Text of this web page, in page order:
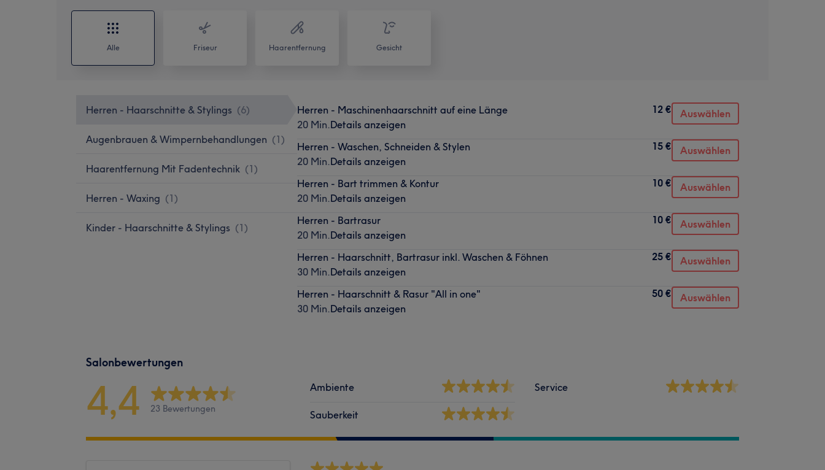
Alle Friseur Haarentfernung Gesicht
Herren - Haarschnitte & Stylings (6)
Augenbrauen & Wimpernbehandlungen (1)
Haarentfernung Mit Fadentechnik (1)
Herren - Waxing (1)
Kinder - Haarschnitte & Stylings (1)
Herren - Maschinenhaarschnitt auf eine Länge
20 Min.Details anzeigen
12 € Auswählen
Herren - Waschen, Schneiden & Stylen
20 Min.Details anzeigen
15 € Auswählen
Herren - Bart trimmen & Kontur
20 Min.Details anzeigen
10 € Auswählen
Herren - Bartrasur
20 Min.Details anzeigen
10 € Auswählen
Herren - Haarschnitt, Bartrasur inkl. Waschen & Föhnen
30 Min.Details anzeigen
25 € Auswählen
Herren - Haarschnitt & Rasur "All in one"
30 Min.Details anzeigen
50 € Auswählen
Salonbewertungen
4,4 23 Bewertungen
Ambiente
Sauberkeit
Service